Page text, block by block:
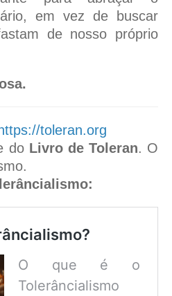
em vez de buscar
de nosso próprio
https://toleran.org
do Livro de Toleran. O
O que é o
Tolerâncialismo